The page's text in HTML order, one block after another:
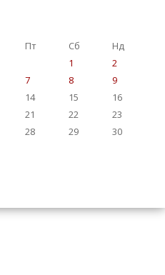
Пт Сб
Нд
1
2
7 8
9
14 15
16
21 22
23
28 29
30